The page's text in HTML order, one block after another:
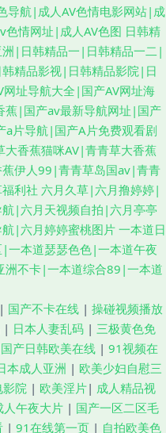
导航|成人AV色情电影网站|成
色情网址|成人AV色图 日韩精
|日韩精品一|日韩精品一二|
精品影视|日韩精品影院|日
址导航大全|国产AV网址海
蕉|国产av最新导航网址|国产
片导航|国产A片免费观看剧
香蕉猫咪AV|青青草大香蕉
伊人99|青青草岛国av|青青
利社 六月久草|六月撸婷婷|
|六月天视频自拍|六月亭亭
|六月婷婷蜜桃图片 一本道日
本道瑟瑟色色|一本道午夜
洲不卡|一本道综合89|一本道
| 国产不卡在线 | 操碰视频播放
| 日本人妻乱码 | 三极黄色免
国产日韩欧美在线 | 91视频在
本成人亚洲 | 欧美少妇自慰三
影院 | 欧美淫片| 成人精品视
人午夜大片 | 国产一区二区毛
| 91在线第一页 | 自拍欧美色